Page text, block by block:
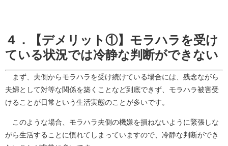
４．【デメリット①】モラハラを受け
ている状況では冷静な判断ができない
まず、夫側からモラハラを受け続けている場合には、残念ながら
夫婦として対等な関係を築くことなど到底できず、モラハラ被害受
けることが日常という生活実態のことが多いです。
このような場合、モラハラ夫側の機嫌を損ねないように緊張しな
がら生活することに慣れてしまっていますので、冷静な判断ができ